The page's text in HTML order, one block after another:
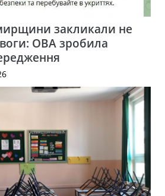
закликали не
ОВА зробила